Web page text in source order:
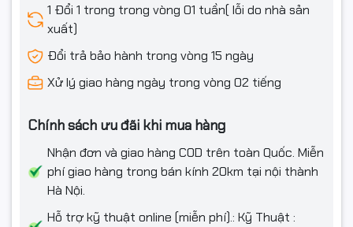
1 Đổi 1 trong trong vòng 01 tuần( lỗi do nhà sản
xuất)
Đổi trả bảo hành trong vòng 15 ngày
Xử lý giao hàng ngày trong vòng 02 tiếng
Chính sách ưu đãi khi mua hàng
Nhận đơn và giao hàng COD trên toàn Quốc. Miễn
phí giao hàng trong bán kính 20km tại nội thành
Hà Nội.
Hỗ trợ kỹ thuật online (miễn phí).: Kỹ Thuật :
Kích thước
Trọng lượng 5Kg
Phím, chuột